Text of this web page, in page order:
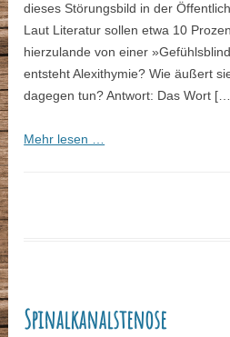
dieses Störungsbild in der
Laut Literatur sollen etwa 10
hierzulande von einer
entsteht Alexithymie? Wie äußert
dagegen tun? Antwort: Das Wort
Mehr lesen …
Spinalkanalstenose